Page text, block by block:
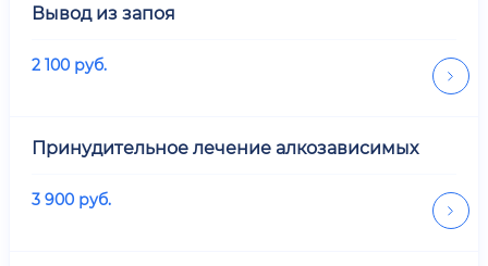
Вывод из запоя
2 100 руб.
Принудительное лечение алкозависимых
3 900 руб.